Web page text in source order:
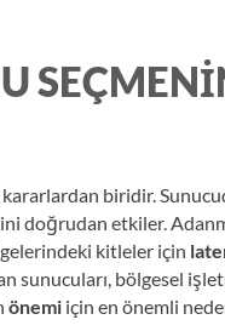
biridir.
doğrudan etkiler.
kitleler için
sunucuları, bölgesel
önemi için en önemli